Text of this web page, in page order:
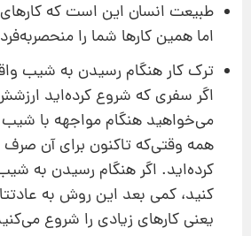
طبیعت انسان این است که کار‌های
اما همین کارها شما را
ترک کار هنگام رسیدن به شیب
اگر سفری که شروع کرده‌اید
می‌خواهید هنگام مواجهه با شیب
همه وقتی‌که تاکنون برای آن
کرده‌اید. اگر هنگام رسیدن به
کنید، کمی بعد این روش به
یعنی کارهای زیادی را شروع